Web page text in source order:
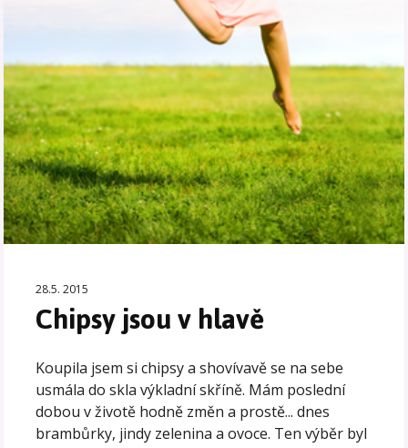
28.5. 2015
Chipsy jsou v hlavě
Koupila jsem si chipsy a shovívavě se na sebe
usmála do skla výkladní skříně. Mám poslední
dobou v životě hodně změn a prostě... dnes
brambůrky, jindy zelenina a ovoce. Ten výběr byl